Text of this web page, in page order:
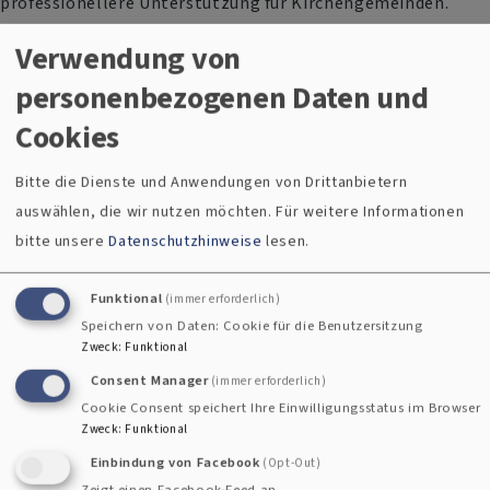
werdender Strukturen im ländlichen Raum.
Bischofsbericht: Klarer Kurs für Demokratie und
gesellschaftlichen Zusammenhalt
Im Bischofsbericht setzte Landesbischof Christian Kopp ein
deutliches Zeichen: Die Kirche sei parteiisch für die
Demokratie und wolle sich weiterhin aktiv gegen
Extremismus und Polarisierung einsetzen. Dies stärkt auch
lokale Initiativen in Hof und Oberfranken, die sich für
gesellschaftlichen Zusammenhalt einsetzen – von
ökumenischen Bündnissen über Bildungsarbeit bis zu
zivilgesellschaftlichen Kooperationen.
Finanzrahmen 2026 und Investitionen in die Zukunft
Verwendung von
personenbezogenen Daten und
Cookies
Bitte die Dienste und Anwendungen von Drittanbietern
auswählen, die wir nutzen möchten.Für weitere Informationen
bitte unsereDatenschutzhinweise lesen.
Funktional (immer erforderlich)
Speichern von Daten: Cookie für die Benutzersitzung
Zweck: Funktional
Consent Manager (immer erforderlich)
Cookie Consent speichert Ihre Einwilligungsstatus im Browser
Zweck: Funktional
Einbindung von Facebook (Opt-Out)